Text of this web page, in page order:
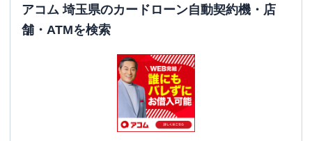
アコム 埼玉県のカードローン自動契約機・店
舗・ATMを検索